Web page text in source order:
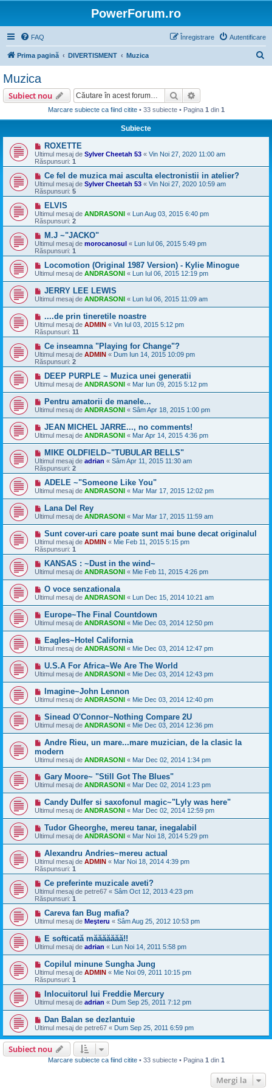
PowerForum.ro
FAQ Autentificare
Înregistrare
Prima pagină DIVERTISMENT Muzica
Muzica
Subiect nou Căutare
Marcare subiecte ca fiind citite• 33 subiecte • Pagina 1 din 1
Subiecte
ROXETTE
Ultimul mesaj de Sylver Cheetah 53 « Vin Noi 27, 2020 11:00 am
Răspunsuri: 1
Ce fel de muzica mai asculta electronistii in atelier?
Ultimul mesaj de Sylver Cheetah 53 « Vin Noi 27, 2020 10:59 am
Răspunsuri: 5
ELVIS
Ultimul mesaj de ANDRASONI « Lun Aug 03, 2015 6:40 pm
Răspunsuri: 2
M.J ~"JACKO"
Ultimul mesaj de morocanosul « Lun Iul 06, 2015 5:49 pm
Răspunsuri: 1
Locomotion (Original 1987 Version) - Kylie Minogue
Ultimul mesaj de ANDRASONI « Lun Iul 06, 2015 12:19 pm
JERRY LEE LEWIS
Ultimul mesaj de ANDRASONI « Lun Iul 06, 2015 11:09 am
....de prin tineretile noastre
Ultimul mesaj de ADMIN « Vin Iul 03, 2015 5:12 pm
Răspunsuri: 11
Ce inseamna "Playing for Change"?
Ultimul mesaj de ADMIN « Dum Iun 14, 2015 10:09 pm
Răspunsuri: 2
DEEP PURPLE ~ Muzica unei generatii
Ultimul mesaj de ANDRASONI « Mar Iun 09, 2015 5:12 pm
Pentru amatorii de manele...
Ultimul mesaj de ANDRASONI « Sâm Apr 18, 2015 1:00 pm
JEAN MICHEL JARRE..., no comments!
Ultimul mesaj de ANDRASONI « Mar Apr 14, 2015 4:36 pm
MIKE OLDFIELD~"TUBULAR BELLS"
Ultimul mesaj de adrian « Sâm Apr 11, 2015 11:30 am
Răspunsuri: 2
ADELE ~"Someone Like You"
Ultimul mesaj de ANDRASONI « Mar Mar 17, 2015 12:02 pm
Lana Del Rey
Ultimul mesaj de ANDRASONI « Mar Mar 17, 2015 11:59 am
Sunt cover-uri care poate sunt mai bune decat originalul
Ultimul mesaj de ADMIN « Mie Feb 11, 2015 5:15 pm
Răspunsuri: 1
KANSAS : ~Dust in the wind~
Ultimul mesaj de ANDRASONI « Mie Feb 11, 2015 4:26 pm
O voce senzationala
Ultimul mesaj de ANDRASONI « Lun Dec 15, 2014 10:21 am
Europe~The Final Countdown
Ultimul mesaj de ANDRASONI « Mie Dec 03, 2014 12:50 pm
Eagles~Hotel California
Ultimul mesaj de ANDRASONI « Mie Dec 03, 2014 12:47 pm
U.S.A For Africa~We Are The World
Ultimul mesaj de ANDRASONI « Mie Dec 03, 2014 12:43 pm
Imagine~John Lennon
Ultimul mesaj de ANDRASONI « Mie Dec 03, 2014 12:40 pm
Sinead O'Connor~Nothing Compare 2U
Ultimul mesaj de ANDRASONI « Mie Dec 03, 2014 12:36 pm
Andre Rieu, un mare...mare muzician, de la clasic la
modern
Ultimul mesaj de ANDRASONI « Mar Dec 02, 2014 1:34 pm
Gary Moore~ "Still Got The Blues"
Ultimul mesaj de ANDRASONI « Mar Dec 02, 2014 1:23 pm
Candy Dulfer si saxofonul magic~"Lyly was here"
Ultimul mesaj de ANDRASONI « Mar Dec 02, 2014 12:59 pm
Tudor Gheorghe, mereu tanar, inegalabil
Ultimul mesaj de ANDRASONI « Mar Noi 18, 2014 5:29 pm
Alexandru Andries~mereu actual
Ultimul mesaj de ADMIN « Mar Noi 18, 2014 4:39 pm
Răspunsuri: 1
Ce preferinte muzicale aveti?
Ultimul mesaj de petre67 « Sâm Oct 12, 2013 4:23 pm
Răspunsuri: 1
Careva fan Bug mafia?
Ultimul mesaj de Meşteru « Sâm Aug 25, 2012 10:53 pm
E softicată măăăăăăă!!
Ultimul mesaj de adrian « Lun Noi 14, 2011 5:58 pm
Copilul minune Sungha Jung
Ultimul mesaj de ADMIN « Mie Noi 09, 2011 10:15 pm
Răspunsuri: 1
Inlocuitorul lui Freddie Mercury
Ultimul mesaj de adrian « Dum Sep 25, 2011 7:12 pm
Dan Balan se dezlantuie
Ultimul mesaj de petre67 « Dum Sep 25, 2011 6:59 pm
Subiect nou
Marcare subiecte ca fiind citite• 33 subiecte • Pagina 1 din 1
Mergi la